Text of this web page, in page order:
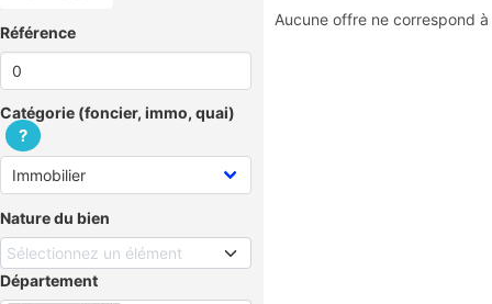
Référence
Catégorie (foncier, immo, quai)
?
Nature du bien
Sélectionnez un élément
Département
Aucune offre ne correspond